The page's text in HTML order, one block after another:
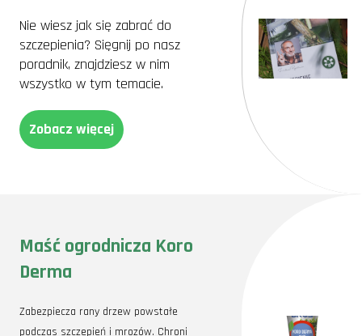
Nie wiesz jak się zabrać do
szczepienia? Sięgnij po nasz
poradnik, znajdziesz w nim
wszystko w tym temacie.
Zobacz więcej
Maść ogrodnicza Koro
Derma
Zabezpiecza rany drzew powstałe
podczas szczepień i mrozów. Chroni